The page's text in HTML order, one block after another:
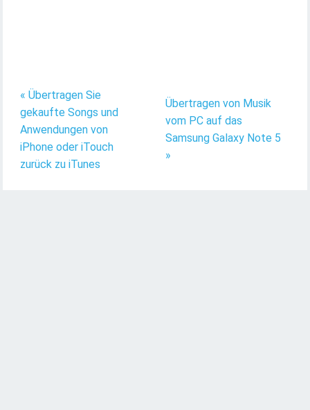
« Übertragen Sie
gekaufte Songs und
Anwendungen von
iPhone oder iTouch
zurück zu iTunes
Übertragen von Musik
vom PC auf das
Samsung Galaxy Note 5
»